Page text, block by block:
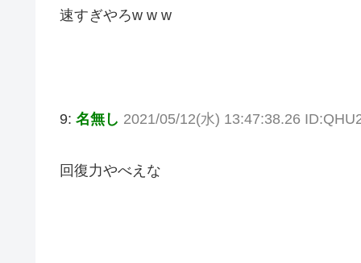
速すぎやろw w w
9: 名無し 2021/05/12(水) 13:47:38.26
回復力やべえな